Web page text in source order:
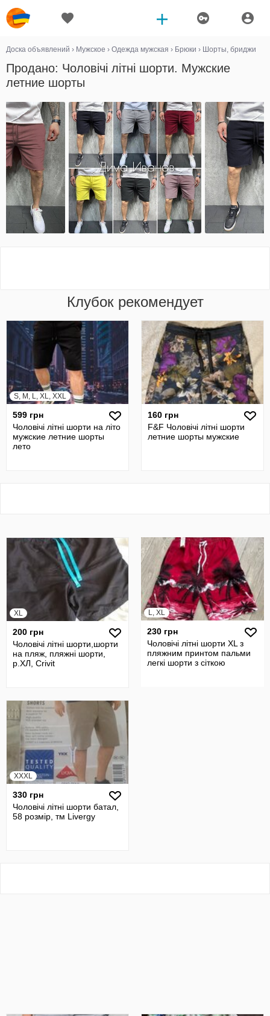
Доска объявлений › Мужское › Одежда мужская › Брюки › Шорты, бриджи
Продано: Чоловічі літні шорти. Мужские
летние шорты
Клубок рекомендует
S, M, L, XL, XXL
599 грн
Чоловічі літні шорти на літо
мужские летние шорты
лето
160 грн
F&F Чоловічі літні шорти
летние шорты мужские
XL
200 грн
Чоловічі літні шорти,шорти
на пляж, пляжні шорти,
р.ХЛ, Crivit
L, XL
230 грн
Чоловічі літні шорти XL з
пляжним принтом пальми
легкі шорти з сіткою
XXXL
330 грн
Чоловічі літні шорти батал,
58 розмір, тм Livergy